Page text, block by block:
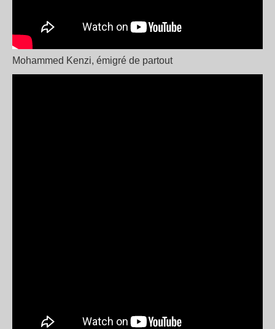
Mohammed Kenzi, émigré de partout